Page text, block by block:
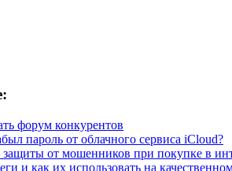
форум конкурентов
пароль от облачного сервиса iCloud?
от мошенников при покупке в
и как их использовать на